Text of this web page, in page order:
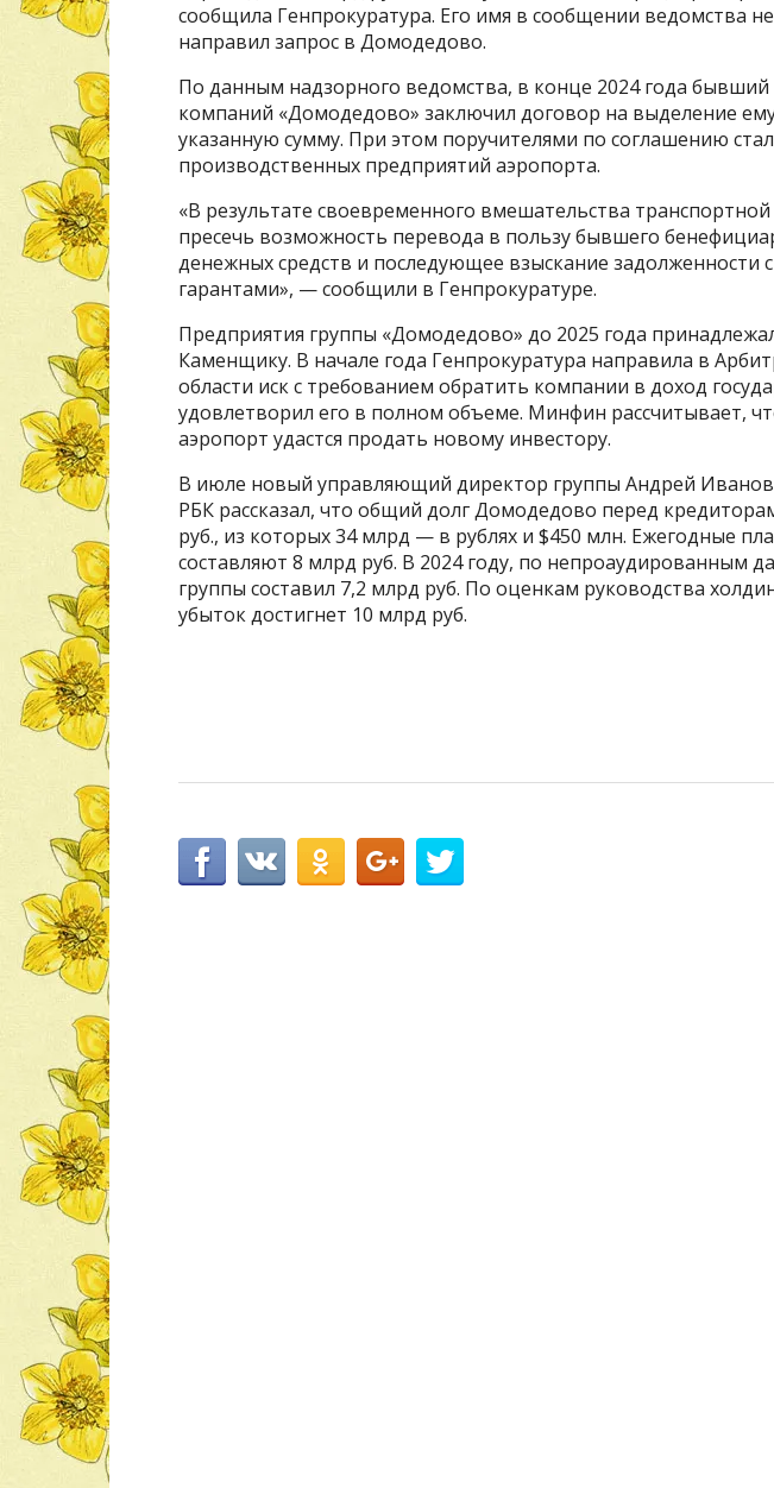
сообщила Генпрокуратура. Его имя в сообщении ведомства
направил запрос в Домодедово.
По данным надзорного ведомства, в конце 2024 года бывший
компаний «Домодедово» заключил договор на выделение
указанную сумму. При этом поручителями по соглашению
производственных предприятий аэропорта.
«В результате своевременного вмешательства
пресечь возможность перевода в пользу бывшего
денежных средств и последующее взыскание задолженности
гарантами», — сообщили в Генпрокуратуре.
Предприятия группы «Домодедово» до 2025 года
Каменщику. В начале года Генпрокуратура направила в
области иск с требованием обратить компании в доход
удовлетворил его в полном объеме. Минфин рассчитывает,
аэропорт удастся продать новому инвестору.
В июле новый управляющий директор группы Андрей
РБК рассказал, что общий долг Домодедово перед
руб., из которых 34 млрд — в рублях и $450 млн. Ежегодные
составляют 8 млрд руб. В 2024 году, по непроаудированным
группы составил 7,2 млрд руб. По оценкам руководства
убыток достигнет 10 млрд руб.